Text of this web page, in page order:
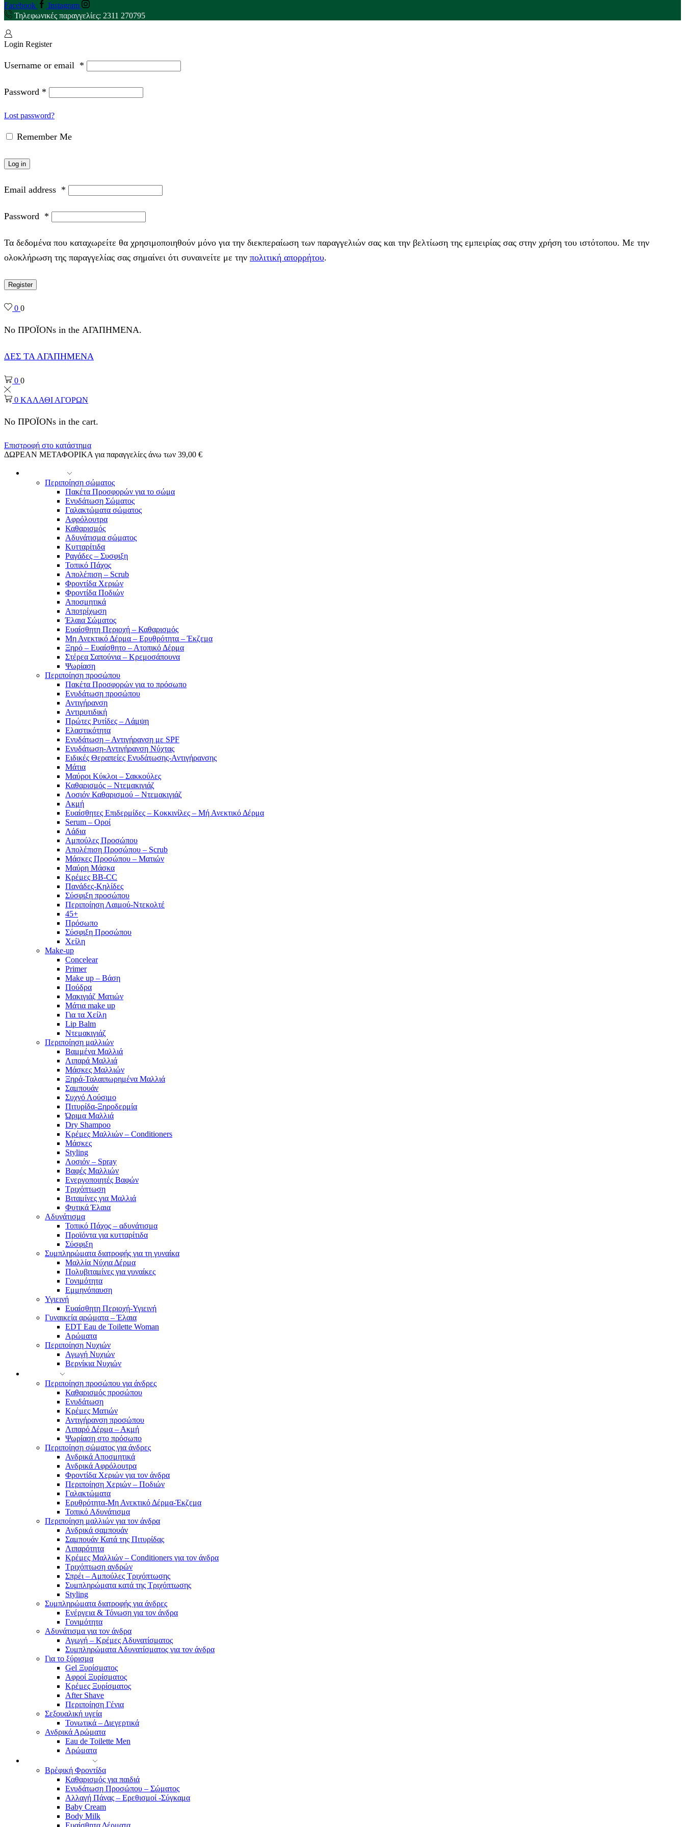
Facebook
Instagram
Τηλεφωνικές παραγγελίες: 2311 270795
Login Register
Username or email *
Password *
Lost password?
Remember Me
Log in
Email address *
Password *
Τα δεδομένα που καταχωρείτε θα χρησιμοποιηθούν μόνο για την διεκπεραίωση των παραγγελιών σας και την βελτίωση της εμπειρίας σας στην χρήση του ιστότοπου. Με την
ολοκλήρωση της παραγγελίας σας σημαίνει ότι συναινείτε με την πολιτική απορρήτου.
Register
0 0
No ΠΡΟΪΟΝs in the ΑΓΑΠΗΜΕΝΑ.
ΔΕΣ ΤΑ ΑΓΑΠΗΜΕΝΑ
0 0
0 ΚΑΛΑΘΙ ΑΓΟΡΩΝ
No ΠΡΟΪΟΝs in the cart.
Επιστροφή στο κατάστημα
ΔΩΡΕΑΝ ΜΕΤΑΦΟΡΙΚΑ για παραγγελίες άνω των 39,00 €
Περιποίηση σώματος
Πακέτα Προσφορών για το σώμα
Ενυδάτωση Σώματος
Γαλακτώματα σώματος
Αφρόλουτρα
Καθαρισμός
Αδυνάτισμα σώματος
Κυτταρίτιδα
Ραγάδες – Συσφιξη
Τοπικό Πάχος
Απολέπιση – Scrub
Φροντίδα Χεριών
Φροντίδα Ποδιών
Αποσμητικά
Αποτρίχωση
Έλαια Σώματος
Ευαίσθητη Περιοχή – Καθαρισμός
Μη Ανεκτικό Δέρμα – Ερυθρότητα – Έκζεμα
Ξηρό – Ευαίσθητο – Ατοπικό Δέρμα
Στέρεα Σαπούνια – Κρεμοσάπουνα
Ψωρίαση
Περιποίηση προσώπου
Πακέτα Προσφορών για το πρόσωπο
Ενυδάτωση προσώπου
Αντιγήρανση
Αντιρυτιδική
Πρώτες Ρυτίδες – Λάμψη
Ελαστικότητα
Ενυδάτωση – Αντιγήρανση με SPF
Ενυδάτωση-Αντιγήρανση Νύχτας
Ειδικές Θεραπείες Ενυδάτωσης-Αντιγήρανσης
Μάτια
Μαύροι Κύκλοι – Σακκούλες
Καθαρισμός – Ντεμακιγιάζ
Λοσιόν Καθαρισμού – Ντεμακιγιάζ
Ακμή
Ευαίσθητες Επιδερμίδες – Κοκκινίλες – Μή Ανεκτικό Δέρμα
Serum – Οροί
Λάδια
Αμπούλες Προσώπου
Απολέπιση Προσώπου – Scrub
Μάσκες Προσώπου – Ματιών
Μαύρη Μάσκα
Κρέμες BB-CC
Πανάδες-Κηλίδες
Σύσφιξη προσώπου
Περιποίηση Λαιμού-Ντεκολτέ
45+
Πρόσωπο
Σύσφιξη Προσώπου
Χείλη
Make-up
Concelear
Primer
Make up – Βάση
Πούδρα
Μακιγιάζ Ματιών
Μάτια make up
Για τα Χείλη
Lip Balm
Ντεμακιγιάζ
Περιποίηση μαλλιών
Βαμμένα Μαλλιά
Λιπαρά Μαλλιά
Μάσκες Μαλλιών
Ξηρά-Ταλαιπωρημένα Μαλλιά
Σαμπουάν
Συχνό Λούσιμο
Πιτυρίδα-Ξηροδερμία
Ώριμα Μαλλιά
Dry Shampoo
Κρέμες Μαλλιών – Conditioners
Μάσκες
Styling
Λοσιόν – Spray
Βαφές Μαλλιών
Ενεργοποιητές Βαφών
Τριχόπτωση
Βιταμίνες για Μαλλιά
Φυτικά Έλαια
Αδυνάτισμα
Τοπικό Πάχος – αδυνάτισμα
Προϊόντα για κυτταρίτιδα
Σύσφιξη
Συμπληρώματα διατροφής για τη γυναίκα
Μαλλία Νύχια Δέρμα
Πολυβιταμίνες για γυναίκες
Γονιμότητα
Εμμηνόπαυση
Υγιεινή
Ευαίσθητη Περιοχή-Υγιεινή
Γυναικεία αρώματα – Έλαια
EDT Eau de Toilette Woman
Αρώματα
Περιποίηση Νυχιών
Αγωγή Νυχιών
Βερνίκια Νυχιών
Περιποίηση προσώπου για άνδρες
Καθαρισμός προσώπου
Ενυδάτωση
Κρέμες Ματιών
Αντιγήρανση προσώπου
Λιπαρό Δέρμα – Ακμή
Ψωρίαση στο πρόσωπο
Περιποίηση σώματος για άνδρες
Ανδρικά Αποσμητικά
Ανδρικά Αφρόλουτρα
Φροντίδα Χεριών για τον άνδρα
Περιποίηση Χεριών – Ποδιών
Γαλακτώματα
Ερυθρότητα-Μη Ανεκτικό Δέρμα-Έκζεμα
Τοπικό Αδυνάτισμα
Περιποίηση μαλλιών για τον άνδρα
Ανδρικά σαμπουάν
Σαμπουάν Κατά της Πιτυρίδας
Λιπαρότητα
Κρέμες Μαλλιών – Conditioners για τον άνδρα
Τριχόπτωση ανδρών
Σπρέι – Αμπούλες Τριχόπτωσης
Συμπληρώματα κατά της Τριχόπτωσης
Styling
Συμπληρώματα διατροφής για άνδρες
Ενέργεια & Τόνωση για τον άνδρα
Γονιμότητα
Αδυνάτισμα για τον άνδρα
Αγωγή – Κρέμες Αδυνατίσματος
Συμπληρώματα Αδυνατίσματος για τον άνδρα
Για το ξύρισμα
Gel Ξυρίσματος
Αφροί Ξυρίσματος
Κρέμες Ξυρίσματος
After Shave
Περιποίηση Γένια
Σεξουαλική υγεία
Τονωτικά – Διεγερτικά
Ανδρικά Αρώματα
Eau de Toilette Men
Αρώματα
Βρέφική Φροντίδα
Καθαρισμός για παιδιά
Ενυδάτωση Προσώπου – Σώματος
Αλλαγή Πάνας – Ερεθισμοί -Σύγκαμα
Baby Cream
Body Milk
Ευαίσθητα Δέρματα